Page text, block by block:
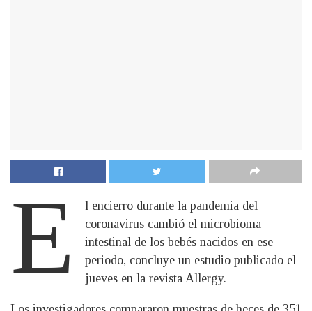
E
l encierro durante la pandemia del
coronavirus cambió el microbioma
intestinal de los bebés nacidos en ese
periodo, concluye un estudio publicado el
jueves en la revista Allergy.